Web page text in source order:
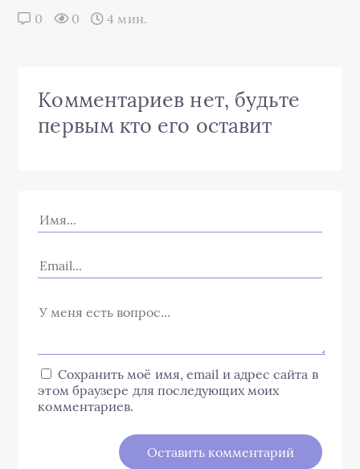
0 0 4 мин.
Комментариев нет, будьте
первым кто его оставит
Сохранить моё имя, email и адрес сайта в
этом браузере для последующих моих
комментариев.